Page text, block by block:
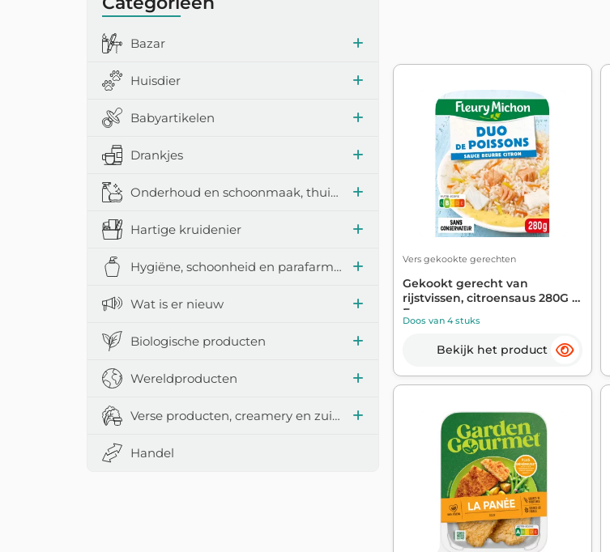
Bazar
Huisdier
Babyartikelen
Drankjes
Onderhoud en schoonmaak, thuisaccessoires
Hartige kruidenier
Hygiëne, schoonheid en parafarmacie
Wat is er nieuw
Biologische producten
Wereldproducten
Verse producten, creamery en zuivelproducten
Handel
Vers gekookte gerechten
Gekookt gerecht van
rijstvissen, citroensaus 280G -
F...
Doos van 4 stuks
Bekijk het product